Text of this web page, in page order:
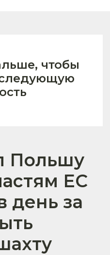
чтобы
Польшу
ЕС
день за